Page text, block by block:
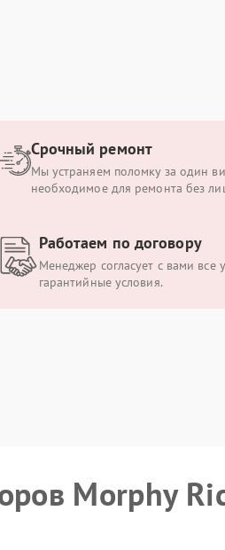
Срочный ремонт
Мы устраняем поломку за один
необходимое для ремонта без
Работаем по договору
Менеджер согласует с вами все
гарантийные условия.
Morphy